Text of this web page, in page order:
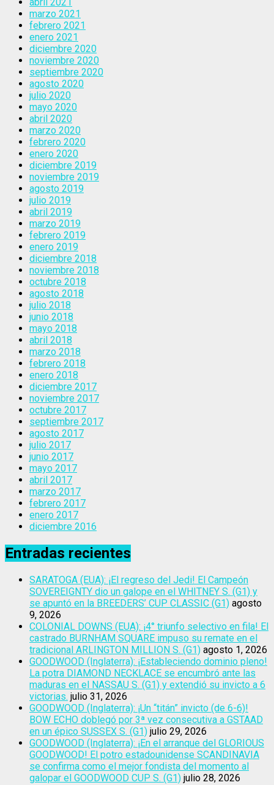
abril 2021
marzo 2021
febrero 2021
enero 2021
diciembre 2020
noviembre 2020
septiembre 2020
agosto 2020
julio 2020
mayo 2020
abril 2020
marzo 2020
febrero 2020
enero 2020
diciembre 2019
noviembre 2019
agosto 2019
julio 2019
abril 2019
marzo 2019
febrero 2019
enero 2019
diciembre 2018
noviembre 2018
octubre 2018
agosto 2018
julio 2018
junio 2018
mayo 2018
abril 2018
marzo 2018
febrero 2018
enero 2018
diciembre 2017
noviembre 2017
octubre 2017
septiembre 2017
agosto 2017
julio 2017
junio 2017
mayo 2017
abril 2017
marzo 2017
febrero 2017
enero 2017
diciembre 2016
Entradas recientes
SARATOGA (EUA): ¡El regreso del Jedi! El Campeón
SOVEREIGNTY dio un galope en el WHITNEY S. (G1) y
se apuntó en la BREEDERS’ CUP CLASSIC (G1) agosto
9, 2026
COLONIAL DOWNS (EUA): ¡4° triunfo selectivo en fila! El
castrado BURNHAM SQUARE impuso su remate en el
tradicional ARLINGTON MILLION S. (G1) agosto 1, 2026
GOODWOOD (Inglaterra): ¡Estableciendo dominio pleno!
La potra DIAMOND NECKLACE se encumbró ante las
maduras en el NASSAU S. (G1) y extendió su invicto a 6
victorias. julio 31, 2026
GOODWOOD (Inglaterra): ¡Un “titán” invicto (de 6-6)!
BOW ECHO doblegó por 3ª vez consecutiva a GSTAAD
en un épico SUSSEX S. (G1) julio 29, 2026
GOODWOOD (Inglaterra): ¡En el arranque del GLORIOUS
GOODWOOD! El potro estadounidense SCANDINAVIA
se confirma como el mejor fondista del momento al
galopar el GOODWOOD CUP S. (G1) julio 28, 2026